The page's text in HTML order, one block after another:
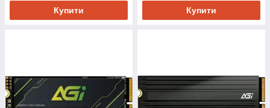
Купити Купити